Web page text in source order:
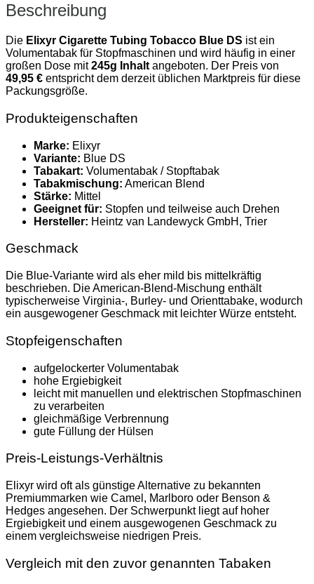
Beschreibung
Die Elixyr Cigarette Tubing Tobacco Blue DS ist ein
Volumentabak für Stopfmaschinen und wird häufig in einer
großen Dose mit245g Inhalt angeboten. Der Preis von
49,95 € entspricht dem derzeit üblichen Marktpreis für diese
Packungsgröße.
Produkteigenschaften
Marke: Elixyr
Variante: Blue DS
Tabakart: Volumentabak / Stopftabak
Tabakmischung: American Blend
Stärke: Mittel
Geeignet für: Stopfen und teilweise auch Drehen
Hersteller: Heintz van Landewyck GmbH, Trier
Geschmack
Die Blue-Variante wird als eher mild bis mittelkräftig
beschrieben. Die American-Blend-Mischung enthält
typischerweise Virginia-, Burley- und Orienttabake, wodurch
ein ausgewogener Geschmack mit leichter Würze entsteht.
Stopfeigenschaften
aufgelockerter Volumentabak
hohe Ergiebigkeit
leicht mit manuellen und elektrischen Stopfmaschinen
zu verarbeiten
gleichmäßige Verbrennung
gute Füllung der Hülsen
Preis-Leistungs-Verhältnis
Elixyr wird oft als günstige Alternative zu bekannten
Premiummarken wie Camel, Marlboro oder Benson &
Hedges angesehen. Der Schwerpunkt liegt auf hoher
Ergiebigkeit und einem ausgewogenen Geschmack zu
einem vergleichsweise niedrigen Preis.
Vergleich mit den zuvor genannten Tabaken